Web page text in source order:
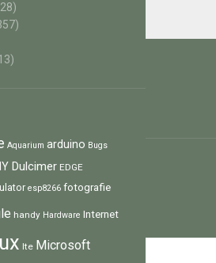
Aquarium arduino Bugs
Dulcimer EDGE
esp8266 fotografie
handy Hardware Internet
lte Microsoft